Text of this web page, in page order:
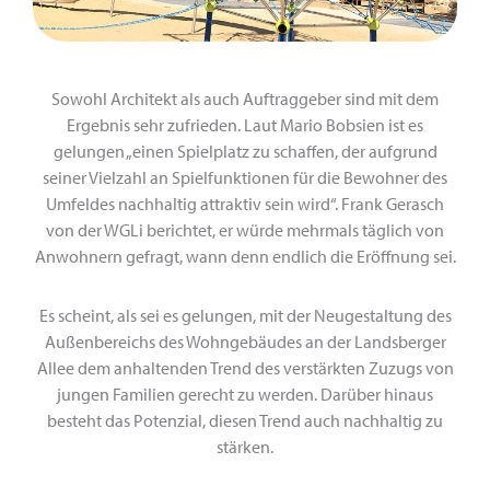
Sowohl Architekt als auch Auftraggeber sind mit dem
Ergebnis sehr zufrieden. Laut Mario Bobsien ist es
gelungen „einen Spielplatz zu schaffen, der aufgrund
seiner Vielzahl an Spielfunktionen für die Bewohner des
Umfeldes nachhaltig attraktiv sein wird“. Frank Gerasch
von der WGLi berichtet, er würde mehrmals täglich von
Anwohnern gefragt, wann denn endlich die Eröffnung sei.
Es scheint, als sei es gelungen, mit der Neugestaltung des
Außenbereichs des Wohngebäudes an der Landsberger
Allee dem anhaltenden Trend des verstärkten Zuzugs von
jungen Familien gerecht zu werden. Darüber hinaus
besteht das Potenzial, diesen Trend auch nachhaltig zu
stärken.